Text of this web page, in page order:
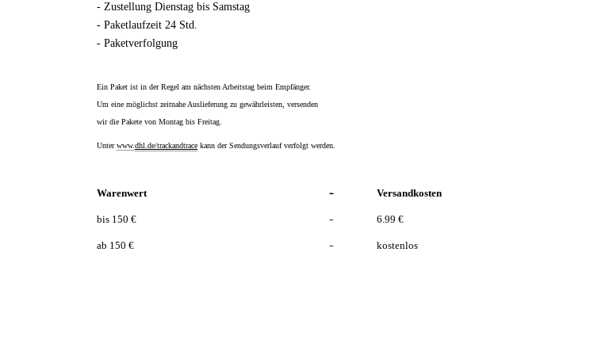
- Zustellung Dienstag bis Samstag
- Paketlaufzeit 24 Std.
- Paketverfolgung
Ein Paket ist in der Regel am nächsten Arbeitstag beim Empfänger.
Um eine möglichst zeitnahe Auslieferung zu gewährleisten, versenden
wir die Pakete von Montag bis Freitag.
Unter www.dhl.de/trackandtrace kann der Sendungsverlauf verfolgt werden.
Warenwert - Versandkosten
bis 150 € - 6.99 €
ab 150 € - kostenlos